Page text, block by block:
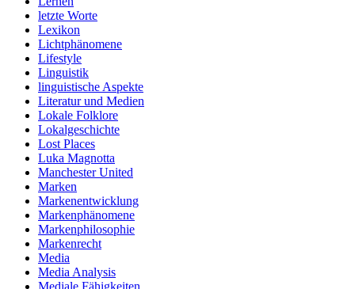
letzte Worte
Lexikon
Lichtphänomene
Lifestyle
Linguistik
linguistische Aspekte
Literatur und Medien
Lokale Folklore
Lokalgeschichte
Lost Places
Luka Magnotta
Manchester United
Marken
Markenentwicklung
Markenphänomene
Markenphilosophie
Markenrecht
Media
Media Analysis